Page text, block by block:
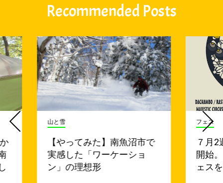
Recommended Posts
山と雪
【やってみた】南魚沼市で
実感した「ワーケーショ
ン」の理想形
フェス
７月2
開始
ェス